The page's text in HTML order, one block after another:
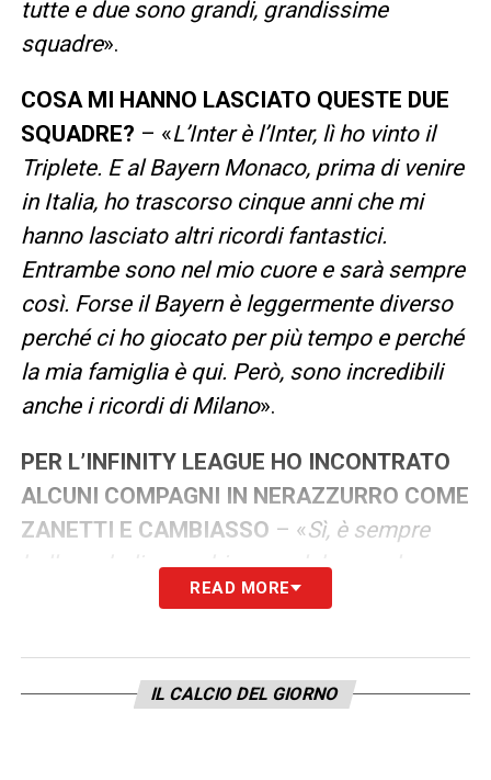
tutte e due sono grandi, grandissime
squadre».
COSA MI HANNO LASCIATO QUESTE DUE
SQUADRE? – «L’Inter è l’Inter, lì ho vinto il
Triplete. E al Bayern Monaco, prima di venire
in Italia, ho trascorso cinque anni che mi
hanno lasciato altri ricordi fantastici.
Entrambe sono nel mio cuore e sarà sempre
così. Forse il Bayern è leggermente diverso
perché ci ho giocato per più tempo e perché
la mia famiglia è qui. Però, sono incredibili
anche i ricordi di Milano».
PER L’INFINITY LEAGUE HO INCONTRATO
ALCUNI COMPAGNI IN NERAZZURRO COME
ZANETTI E CAMBIASSO – «Sì, è sempre
bello vederli, scambiare qualche parola con
loro e ogni tanto anche ricordare quei
tifosi a questo. Anche prima, dopo
l’abbraccio con Cambiasso, qualche interista
READ MORE
IL CALCIO DEL GIORNO